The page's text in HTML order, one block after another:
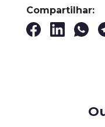
Compartilhar: